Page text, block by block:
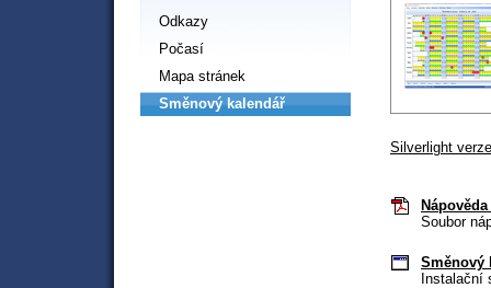
Odkazy
Počasí
Mapa stránek
Směnový kalendář
Silverlight verze
Soubor
Směnový
Instalační